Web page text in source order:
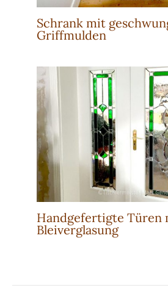
Schrank mit
Griffmulden
Handgefertigte Türen
Bleiverglasung